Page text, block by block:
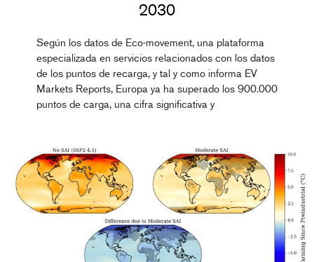
2030
Según los datos de Eco-movement, una plataforma
especializada en servicios relacionados con los datos
de los puntos de recarga, y tal y como informa EV
Markets Reports, Europa ya ha superado los 900.000
puntos de carga, una cifra significativa y